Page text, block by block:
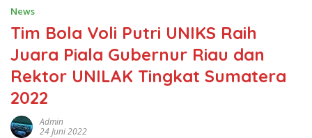
News
Tim Bola Voli Putri UNIKS Raih
Juara Piala Gubernur Riau dan
Rektor UNILAK Tingkat Sumatera
2022
Admin
24 Juni 2022